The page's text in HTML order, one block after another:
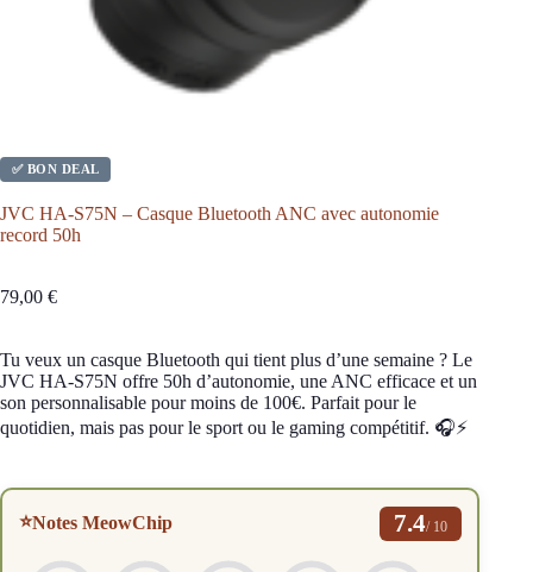
✅ BON DEAL
JVC HA-S75N – Casque Bluetooth ANC avec autonomie
record 50h
79,00 €
Tu veux un casque Bluetooth qui tient plus d’une semaine ? Le
JVC HA-S75N offre 50h d’autonomie, une ANC efficace et un
son personnalisable pour moins de 100€. Parfait pour le
quotidien, mais pas pour le sport ou le gaming compétitif. 🎧⚡
⭐Notes MeowChip 7.4/ 10